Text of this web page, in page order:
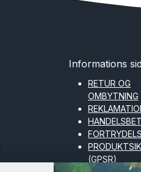
Informations
RETUR OG
OMBYTNING
(GPSR)